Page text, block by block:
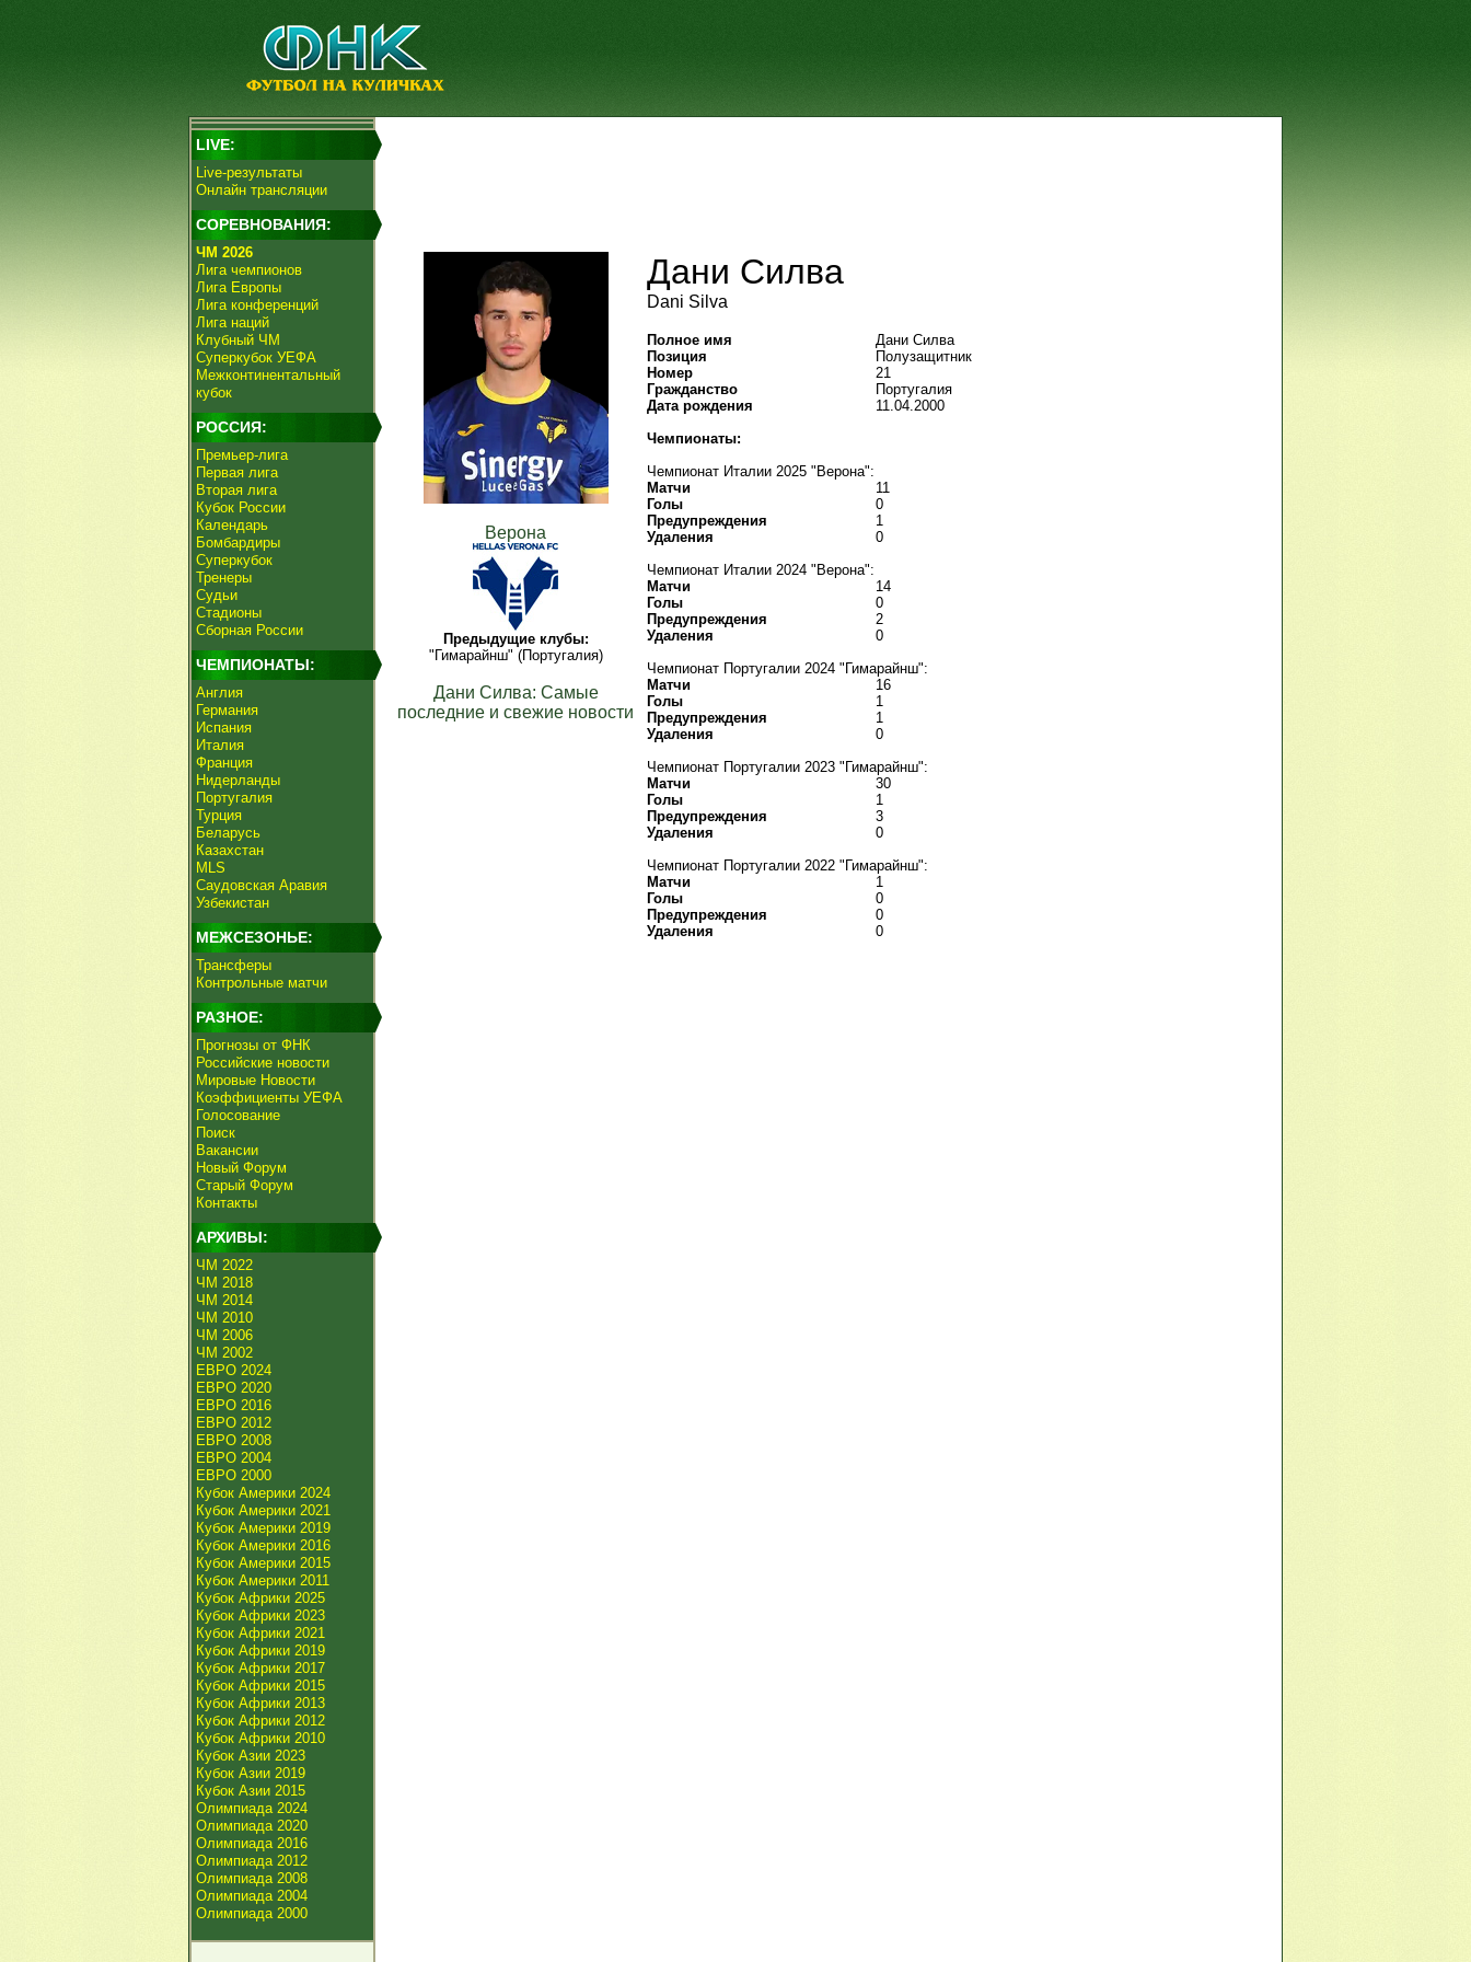
LIVE:
Live-результаты
Онлайн трансляции
СОРЕВНОВАНИЯ:
ЧМ 2026
Лига чемпионов
Лига Европы
Лига конференций
Лига наций
Клубный ЧМ
Суперкубок УЕФА
Межконтинентальный
кубок
РОССИЯ:
Премьер-лига
Первая лига
Вторая лига
Кубок России
Календарь
Бомбардиры
Суперкубок
Тренеры
Судьи
Стадионы
Сборная России
ЧЕМПИОНАТЫ:
Англия
Германия
Испания
Италия
Франция
Нидерланды
Португалия
Турция
Беларусь
Казахстан
MLS
Саудовская Аравия
Узбекистан
МЕЖСЕЗОНЬЕ:
Трансферы
Контрольные матчи
РАЗНОЕ:
Прогнозы от ФНК
Российские новости
Мировые Новости
Коэффициенты УЕФА
Голосование
Поиск
Вакансии
Новый Форум
Старый Форум
Контакты
АРХИВЫ:
ЧМ 2022
ЧМ 2018
ЧМ 2014
ЧМ 2010
ЧМ 2006
ЧМ 2002
ЕВРО 2024
ЕВРО 2020
ЕВРО 2016
ЕВРО 2012
ЕВРО 2008
ЕВРО 2004
ЕВРО 2000
Кубок Америки 2024
Кубок Америки 2021
Кубок Америки 2019
Кубок Америки 2016
Кубок Америки 2015
Кубок Америки 2011
Кубок Африки 2025
Кубок Африки 2023
Кубок Африки 2021
Кубок Африки 2019
Кубок Африки 2017
Кубок Африки 2015
Кубок Африки 2013
Кубок Африки 2012
Кубок Африки 2010
Кубок Азии 2023
Кубок Азии 2019
Кубок Азии 2015
Олимпиада 2024
Олимпиада 2020
Олимпиада 2016
Олимпиада 2012
Олимпиада 2008
Олимпиада 2004
Олимпиада 2000
Верона
Предыдущие клубы:
"Гимарайнш" (Португалия)
Дани Силва: Самые
последние и свежие новости
Дани Силва
Dani Silva
Полное имя
Дани Силва
Позиция
Полузащитник
Номер
21
Гражданство
Португалия
Дата рождения
11.04.2000
Чемпионаты:
Чемпионат Италии 2025 "Верона":
Матчи
11
Голы
0
Предупреждения
1
Удаления
0
Чемпионат Италии 2024 "Верона":
Матчи
14
Голы
0
Предупреждения
2
Удаления
0
Чемпионат Португалии 2024 "Гимарайнш":
Матчи
16
Голы
1
Предупреждения
1
Удаления
0
Чемпионат Португалии 2023 "Гимарайнш":
Матчи
30
Голы
1
Предупреждения
3
Удаления
0
Чемпионат Португалии 2022 "Гимарайнш":
Матчи
1
Голы
0
Предупреждения
0
Удаления
0